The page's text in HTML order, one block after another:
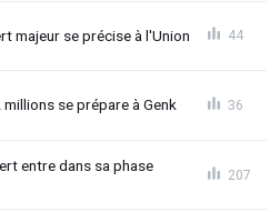
majeur se précise à l'Union 44
se prépare à Genk 36
entre dans sa phase
207